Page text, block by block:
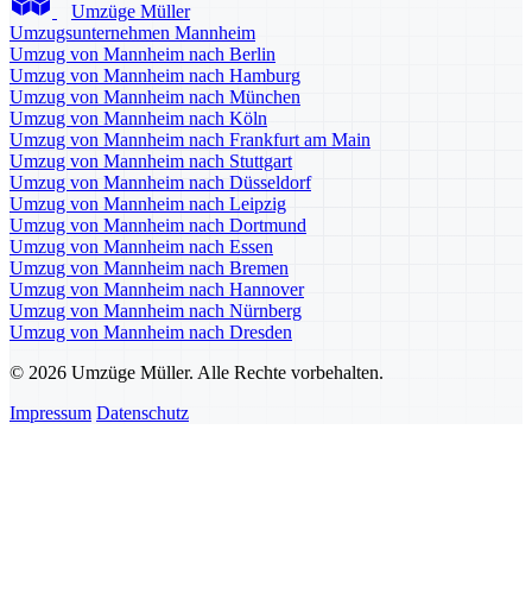
Umzüge Müller
Umzugsunternehmen Mannheim
Umzug von Mannheim nach Berlin
Umzug von Mannheim nach Hamburg
Umzug von Mannheim nach München
Umzug von Mannheim nach Köln
Umzug von Mannheim nach Frankfurt am Main
Umzug von Mannheim nach Stuttgart
Umzug von Mannheim nach Düsseldorf
Umzug von Mannheim nach Leipzig
Umzug von Mannheim nach Dortmund
Umzug von Mannheim nach Essen
Umzug von Mannheim nach Bremen
Umzug von Mannheim nach Hannover
Umzug von Mannheim nach Nürnberg
Umzug von Mannheim nach Dresden
© 2026 Umzüge Müller. Alle Rechte vorbehalten.
Impressum Datenschutz